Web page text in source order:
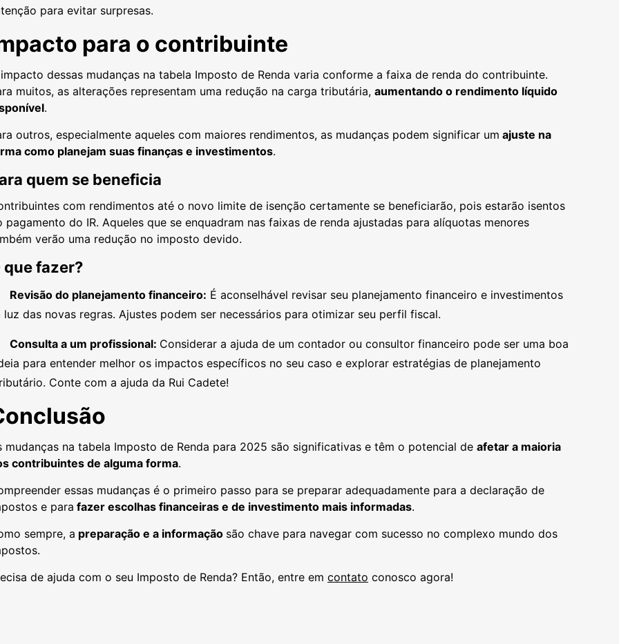
para evitar surpresas.
para o contribuinte
dessas mudanças na tabela Imposto de Renda varia conforme a faixa de renda do contribuinte.
muitos, as alterações representam uma redução na carga tributária, aumentando o rendimento líquido
.
outros, especialmente aqueles com maiores rendimentos, as mudanças podem significar um ajuste na
como planejam suas finanças e investimentos.
quem se beneficia
com rendimentos até o novo limite de isenção certamente se beneficiarão, pois estarão isentos
pagamento do IR. Aqueles que se enquadram nas faixas de renda ajustadas para alíquotas menores
verão uma redução no imposto devido.
que fazer?
Revisão do planejamento financeiro: É aconselhável revisar seu planejamento financeiro e investimentos
luz das novas regras. Ajustes podem ser necessários para otimizar seu perfil fiscal.
Consulta a um profissional: Considerar a ajuda de um contador ou consultor financeiro pode ser uma boa
para entender melhor os impactos específicos no seu caso e explorar estratégias de planejamento
Conte com a ajuda da Rui Cadete!
mudanças na tabela Imposto de Renda para 2025 são significativas e têm o potencial de afetar a maioria
contribuintes de alguma forma.
essas mudanças é o primeiro passo para se preparar adequadamente para a declaração de
e para fazer escolhas financeiras e de investimento mais informadas.
sempre, a preparação e a informação são chave para navegar com sucesso no complexo mundo dos
de ajuda com o seu Imposto de Renda? Então, entre em contato conosco agora!